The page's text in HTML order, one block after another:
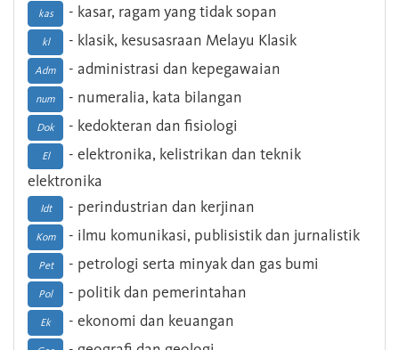
kas - kasar, ragam yang tidak sopan
kl - klasik, kesusasraan Melayu Klasik
Adm - administrasi dan kepegawaian
num - numeralia, kata bilangan
Dok - kedokteran dan fisiologi
El
- elektronika, kelistrikan dan teknik
elektronika
Idt - perindustrian dan kerjinan
Kom - ilmu komunikasi, publisistik dan jurnalistik
Pet - petrologi serta minyak dan gas bumi
Pol - politik dan pemerintahan
Ek - ekonomi dan keuangan